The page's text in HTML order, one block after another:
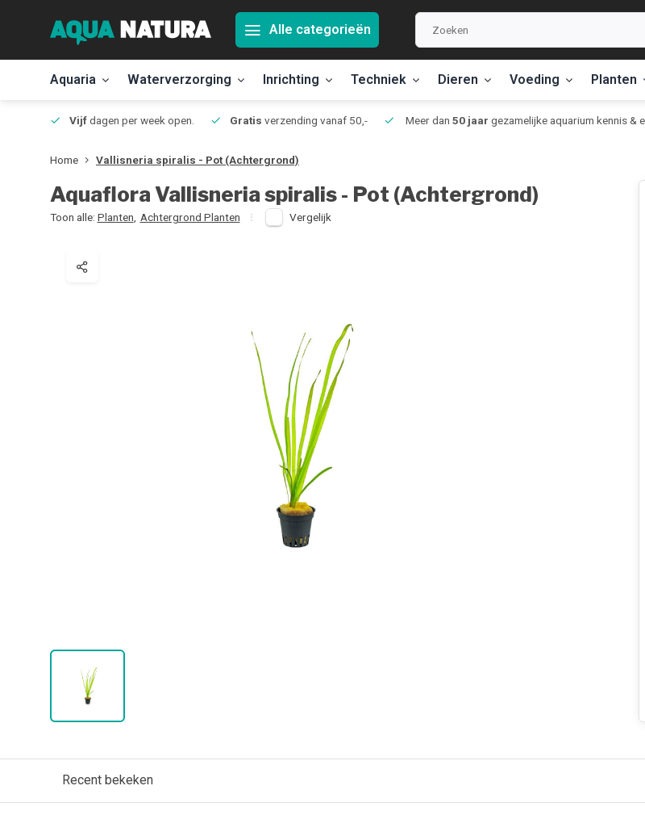
Alle categorieën
Aquaria Waterverzorging Inrichting Techniek Dieren Voeding Planten
Vijfdagen per week open. Gratis verzending vanaf 50,- Meer dan 50 jaar gezamelijke aquarium kennis &
Home Vallisneria spiralis - Pot (Achtergrond)
AquafloraVallisneria spiralis - Pot (Achtergrond)
Toon alle: Planten Achtergrond Planten Vergelijk
Recent bekeken